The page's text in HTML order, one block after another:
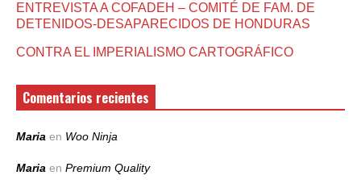
ENTREVISTA A COFADEH – COMITÉ DE FAM. DE
DETENIDOS-DESAPARECIDOS DE HONDURAS
CONTRA EL IMPERIALISMO CARTOGRÁFICO
Comentarios recientes
Maria en Woo Ninja
Maria en Premium Quality